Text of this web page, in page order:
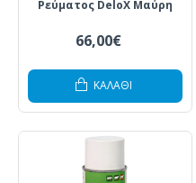
Ρεύματος DeloX Μαύρη
66,00€
ΚΑΛΆΘΙ